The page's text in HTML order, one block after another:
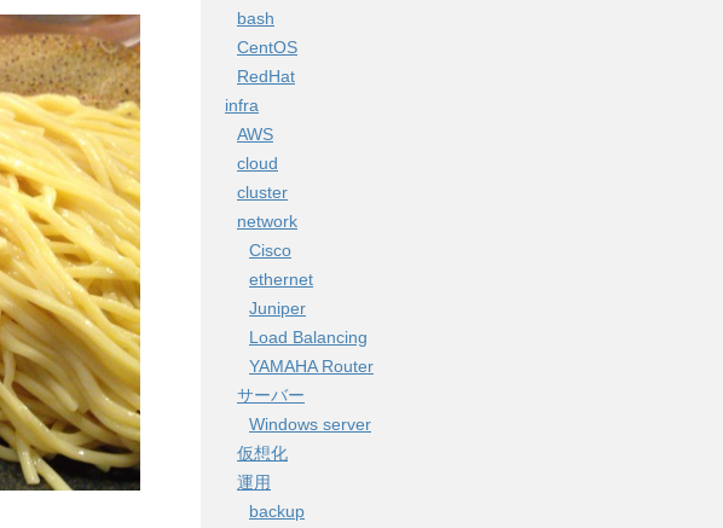
bash
CentOS
RedHat
infra
AWS
cloud
cluster
network
Cisco
ethernet
Juniper
Load Balancing
YAMAHA Router
サーバー
Windows server
仮想化
運用
backup